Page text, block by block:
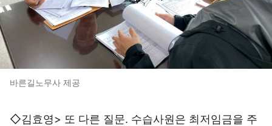
바른길노무사 제공
◇김효영> 또 다른 질문. 수습사원은 최저임금을 주